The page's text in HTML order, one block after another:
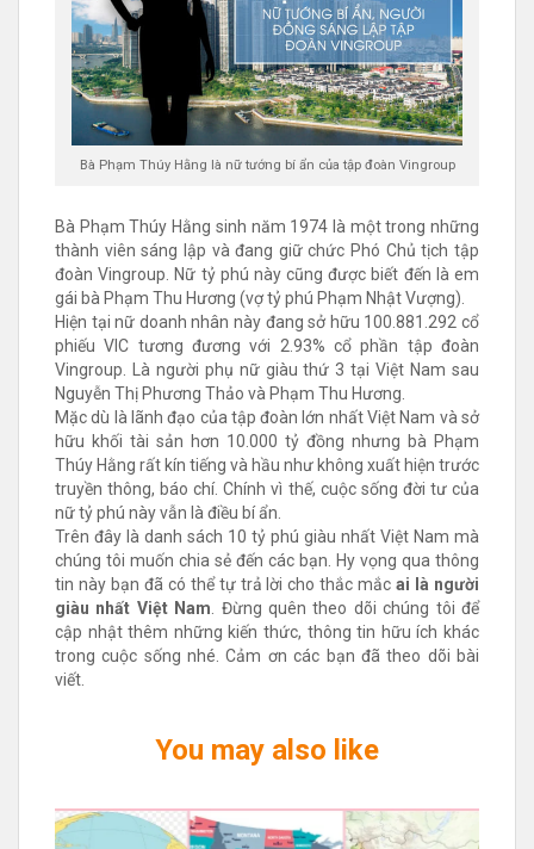
Bà Phạm Thúy Hằng là nữ tướng bí ẩn của tập đoàn Vingroup
Bà Phạm Thúy Hằng sinh năm 1974 là một trong những
thành viên sáng lập và đang giữ chức Phó Chủ tịch tập
đoàn Vingroup. Nữ tỷ phú này cũng được biết đến là em
gái bà Phạm Thu Hương (vợ tỷ phú Phạm Nhật Vượng).
Hiện tại nữ doanh nhân này đang sở hữu 100.881.292 cổ
phiếu VIC tương đương với 2.93% cổ phần tập đoàn
Vingroup. Là người phụ nữ giàu thứ 3 tại Việt Nam sau
Nguyễn Thị Phương Thảo và Phạm Thu Hương.
Mặc dù là lãnh đạo của tập đoàn lớn nhất Việt Nam và sở
hữu khối tài sản hơn 10.000 tỷ đồng nhưng bà Phạm
Thúy Hằng rất kín tiếng và hầu như không xuất hiện trước
truyền thông, báo chí. Chính vì thế, cuộc sống đời tư của
nữ tỷ phú này vẫn là điều bí ẩn.
Trên đây là danh sách 10 tỷ phú giàu nhất Việt Nam mà
chúng tôi muốn chia sẻ đến các bạn. Hy vọng qua thông
tin này bạn đã có thể tự trả lời cho thắc mắcai là người
giàu nhất Việt Nam . Đừng quên theo dõi chúng tôi để
cập nhật thêm những kiến thức, thông tin hữu ích khác
trong cuộc sống nhé. Cảm ơn các bạn đã theo dõi bài
viết.
You may also like